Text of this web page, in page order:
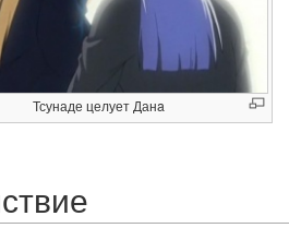
Тсунаде целует Данa